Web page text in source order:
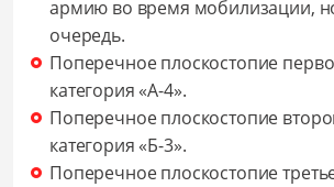
армию во время мобилизации,
очередь.
Поперечное плоскостопие
категория «А-4».
Поперечное плоскостопие
категория «Б-3».
Поперечное плоскостопие